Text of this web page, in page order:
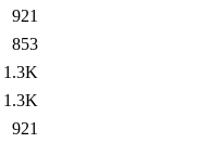
921
853
1.3K
1.3K
921